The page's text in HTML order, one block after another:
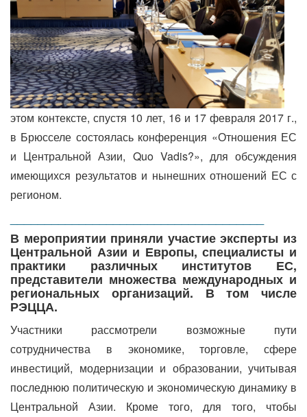
этом контексте, спустя 10 лет, 16 и 17 февраля 2017 г.,
в Брюсселе состоялась конференция «Отношения ЕС
и Центральной Азии, Quo Vadis?», для обсуждения
имеющихся результатов и нынешних отношений ЕС с
регионом.
В мероприятии приняли участие эксперты из
Центральной Азии и Европы, специалисты и
практики различных институтов ЕС,
представители множества международных и
региональных организаций. В том числе
РЭЦЦА.
Участники рассмотрели возможные пути
сотрудничества в экономике, торговле, сфере
инвестиций, модернизации и образовании, учитывая
последнюю политическую и экономическую динамику в
Центральной Азии. Кроме того, для того, чтобы